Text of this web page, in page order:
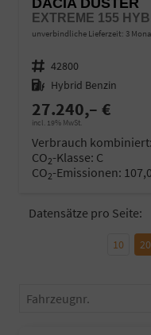
EXTREME 155
unverbindliche Lieferzeit: 3
Fahrzeugnr. 42800
Kraftstoff Hybrid Benzin
27.240,– €
incl. 19% MwSt.
Verbrauch kombiniert:
CO2-Klasse: C
CO2-Emissionen:
Datensätze pro Seite:
10 20
Fahrzeugnr.